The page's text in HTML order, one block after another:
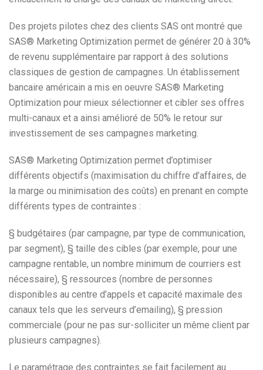
Des projets pilotes chez des clients SAS ont montré que
SAS® Marketing Optimization permet de générer 20 à 30%
de revenu supplémentaire par rapport à des solutions
classiques de gestion de campagnes. Un établissement
bancaire américain a mis en oeuvre SAS® Marketing
Optimization pour mieux sélectionner et cibler ses offres
multi-canaux et a ainsi amélioré de 50% le retour sur
investissement de ses campagnes marketing.
SAS® Marketing Optimization permet d’optimiser
différents objectifs (maximisation du chiffre d’affaires, de
la marge ou minimisation des coûts) en prenant en compte
différents types de contraintes :
§ budgétaires (par campagne, par type de communication,
par segment), § taille des cibles (par exemple, pour une
campagne rentable, un nombre minimum de courriers est
nécessaire), § ressources (nombre de personnes
disponibles au centre d’appels et capacité maximale des
canaux tels que les serveurs d’emailing), § pression
commerciale (pour ne pas sur-solliciter un même client par
plusieurs campagnes).
Le paramétrage des contraintes se fait facilement au